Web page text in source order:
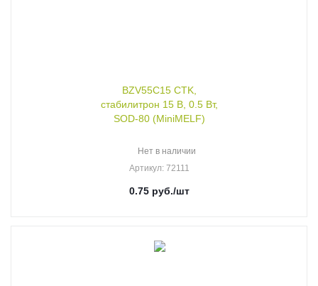
BZV55C15 CTK,
стабилитрон 15 В, 0.5 Вт,
SOD-80 (MiniMELF)
Нет в наличии
Артикул: 72111
0.75 руб./шт